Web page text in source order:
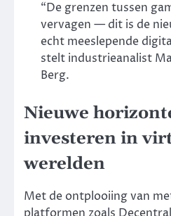
“De grenzen tussen
vervagen — dit is de
echt meeslepende
stelt industrieanalist
Berg.
Nieuwe
investeren in
werelden
Met de ontplooiing van